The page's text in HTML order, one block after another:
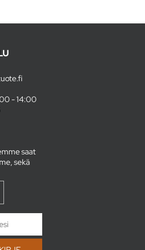
- 14:00
saat
sekä